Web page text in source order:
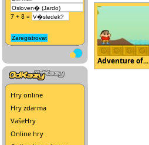
7 + 8 =
Hry online
Hry zdarma
VašeHry
Online hry
Adventure of...